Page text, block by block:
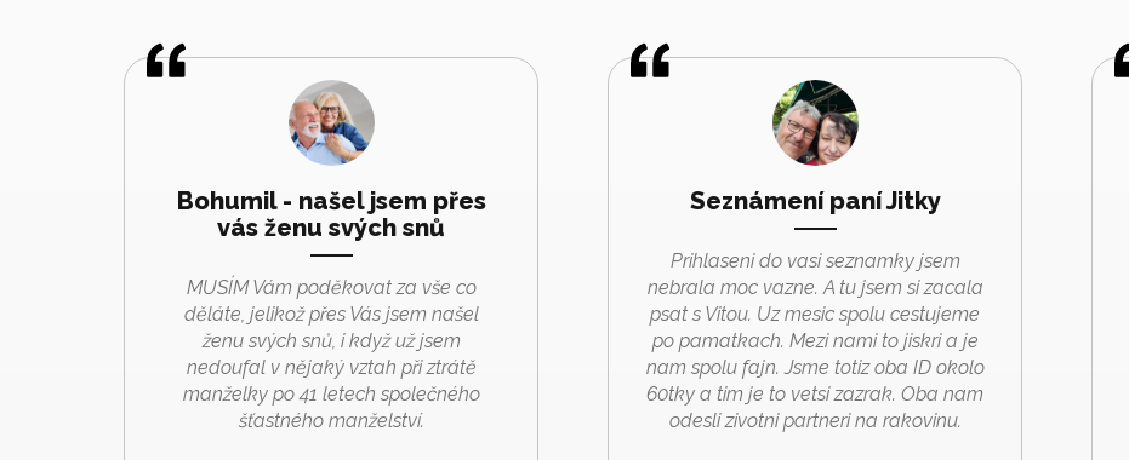
Bohumil - našel jsem přes
vás ženu svých snů
MUSÍM Vám poděkovat za vše co
děláte, jelikož přes Vás jsem našel
ženu svých snů, i když už jsem
nedoufal v nějaký vztah při ztrátě
manželky po 41 letech společného
šťastného manželství.
Seznámení paní Jitky
Prihlaseni do vasi seznamky jsem
nebrala moc vazne. A tu jsem si zacala
psat s Vitou. Uz mesic spolu cestujeme
po pamatkach. Mezi nami to jiskri a je
nam spolu fajn. Jsme totiz oba ID okolo
60tky a tim je to vetsi zazrak. Oba nam
odesli zivotni partneri na rakovinu.